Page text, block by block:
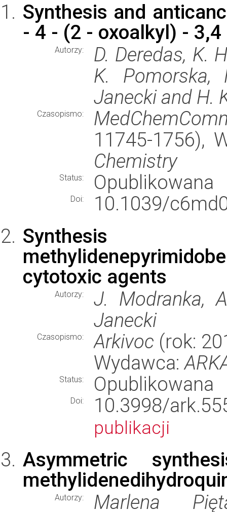
Synthesis and
- 4 - (2 - oxoalkyl) -
Autorzy:
D. Deredas, K.
K. Pomorska,
Janecki and H.
Czasopismo:
11745-1756),
Chemistry
Status: Opublikowana
Doi:
10.1039/
Synthesis
cytotoxic agents
Autorzy:
J. Modranka,
Janecki
Czasopismo: Arkivoc (rok:
Wydawca:
Status: Opublikowana
Doi: 10.3998/
publikacji
Asymmetric
Autorzy: Marlena